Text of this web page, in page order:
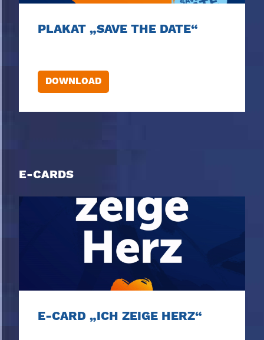
PLAKAT „SAVE THE DATE“
DOWNLOAD
E-CARDS
E-CARD „ICH ZEIGE HERZ“